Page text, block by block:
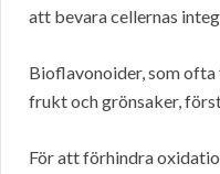
att bevara cellernas
Bioflavonoider, som
frukt och grönsaker,
För att förhindra